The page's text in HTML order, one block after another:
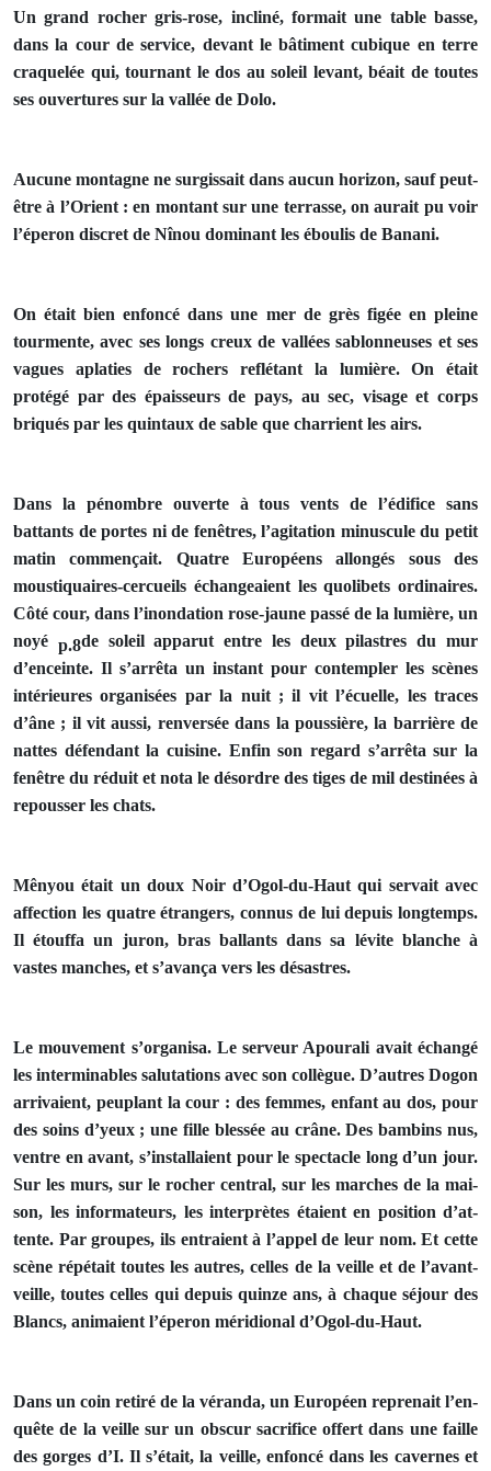
Un grand rocher gris-rose, incliné, formait une table basse,
dans la cour de service, devant le bâtiment cubique en terre
craquelée qui, tournant le dos au soleil levant, béait de toutes
ses ouvertures sur la vallée de Dolo.
Aucune montagne ne surgissait dans aucun horizon, sauf peut-
être à l’Orient : en montant sur une terrasse, on aurait pu voir
l’éperon discret de Nînou dominant les éboulis de Banani.
On était bien enfoncé dans une mer de grès figée en pleine
tourmente, avec ses longs creux de vallées sablonneuses et ses
vagues aplaties de rochers reflétant la lumière. On était
protégé par des épaisseurs de pays, au sec, visage et corps
briqués par les quintaux de sable que charrient les airs.
Dans la pénombre ouverte à tous vents de l’édifice sans
battants de portes ni de fenêtres, l’agitation minuscule du petit
matin commençait. Quatre Européens allongés sous des
moustiquaires-cercueils échangeaient les quolibets ordinaires.
Côté cour, dans l’inondation rose-jaune passé de la lumière, un
noyé p.8de soleil apparut entre les deux pilastres du mur
d’enceinte. Il s’arrêta un instant pour contempler les scènes
intérieures organisées par la nuit ; il vit l’écuelle, les traces
d’âne ; il vit aussi, renversée dans la poussière, la barrière de
nattes défendant la cuisine. Enfin son regard s’arrêta sur la
fenêtre du réduit et nota le désordre des tiges de mil destinées à
repousser les chats.
Mênyou était un doux Noir d’Ogol-du-Haut qui servait avec
affection les quatre étrangers, connus de lui depuis longtemps.
Il étouffa un juron, bras ballants dans sa lévite blanche à
vastes manches, et s’avança vers les désastres.
Le mouvement s’organisa. Le serveur Apourali avait échangé
les interminables salutations avec son collègue. D’autres Dogon
arrivaient, peuplant la cour : des femmes, enfant au dos, pour
des soins d’yeux ; une fille blessée au crâne. Des bambins nus,
ventre en avant, s’installaient pour le spectacle long d’un jour.
Sur les murs, sur le rocher central, sur les marches de la mai­
son, les informateurs, les interprètes étaient en position d’at­
tente. Par groupes, ils entraient à l’appel de leur nom. Et cette
scène répétait toutes les autres, celles de la veille et de l’avant-
veille, toutes celles qui depuis quinze ans, à chaque séjour des
Blancs, animaient l’éperon méridional d’Ogol-du-Haut.
Dans un coin retiré de la véranda, un Européen reprenait l’en­
quête de la veille sur un obscur sacrifice offert dans une faille
des gorges d’I. Il s’était, la veille, enfoncé dans les cavernes et